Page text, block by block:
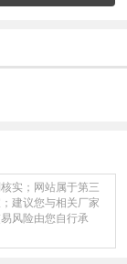
实；网站属于第三
建议您与相关厂家
风险由您自行承